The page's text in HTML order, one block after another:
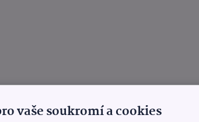
vaše soukromí a cookies